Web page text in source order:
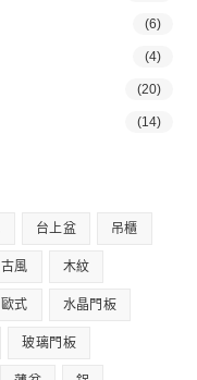
(6)
(4)
(20)
(14)
台上盆 吊櫃
風 木紋
歐式 水晶門板
玻璃門板